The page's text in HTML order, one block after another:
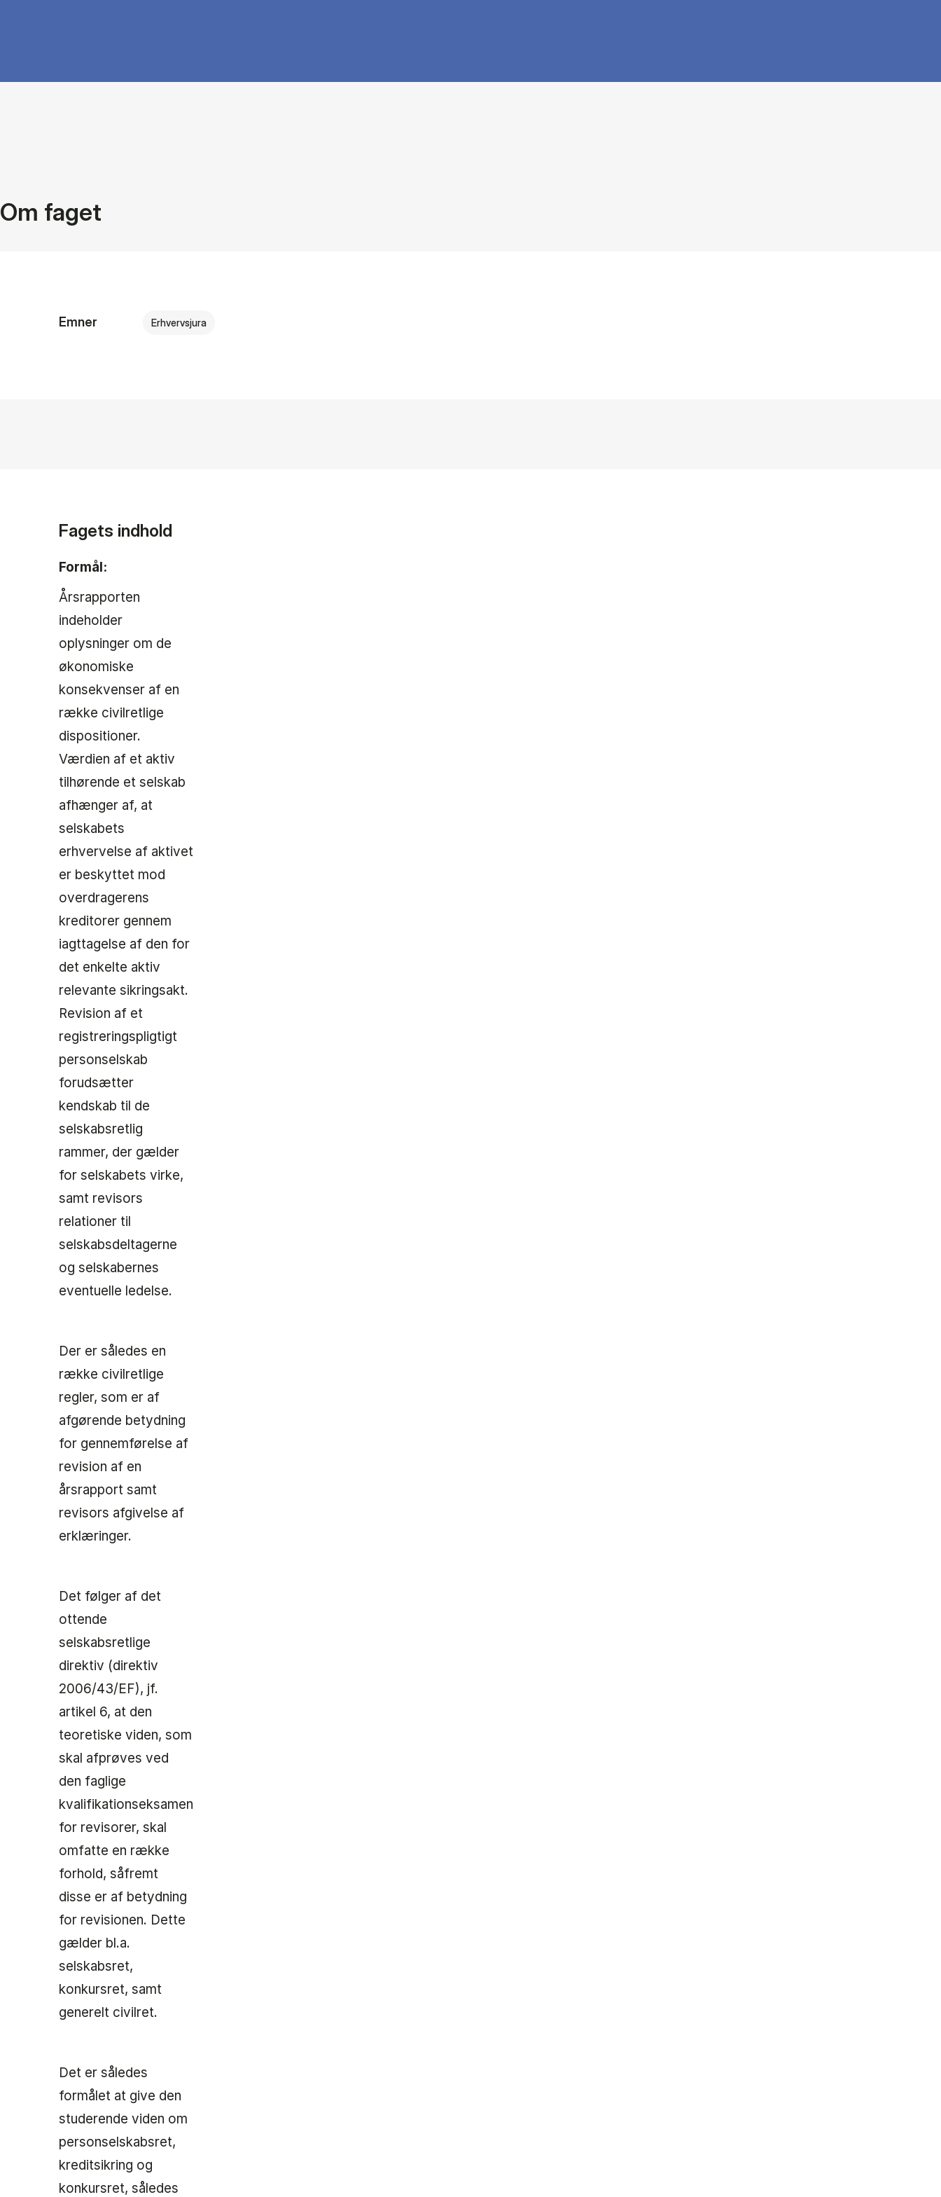
Om faget
Emner Erhvervsjura
Fagets indhold
Formål:
Årsrapporten
indeholder
oplysninger om de
økonomiske
konsekvenser af en
række civilretlige
dispositioner.
Værdien af et aktiv
tilhørende et selskab
afhænger af, at
selskabets
erhvervelse af aktivet
er beskyttet mod
overdragerens
kreditorer gennem
iagttagelse af den for
det enkelte aktiv
relevante sikringsakt.
Revision af et
registreringspligtigt
personselskab
forudsætter
kendskab til de
selskabsretlig
rammer, der gælder
for selskabets virke,
samt revisors
relationer til
selskabsdeltagerne
og selskabernes
eventuelle ledelse.
Der er således en
række civilretlige
regler, som er af
afgørende betydning
for gennemførelse af
revision af en
årsrapport samt
revisors afgivelse af
erklæringer.
Det følger af det
ottende
selskabsretlige
direktiv (direktiv
2006/43/EF), jf.
artikel 6, at den
teoretiske viden, som
skal afprøves ved
den faglige
kvalifikationseksamen
for revisorer, skal
omfatte en række
forhold, såfremt
disse er af betydning
for revisionen. Dette
gælder bl.a.
selskabsret,
konkursret, samt
generelt civilret.
Det er således
formålet at give den
studerende viden om
personselskabsret,
kreditsikring og
konkursret, således